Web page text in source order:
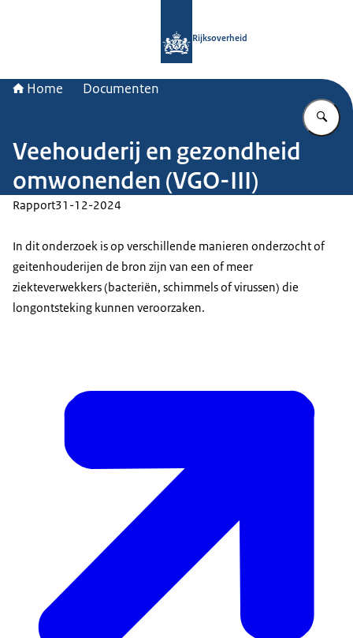
Rijksoverheid
Home Documenten
Veehouderij en gezondheid
omwonenden (VGO-III)
Rapport31-12-2024
In dit onderzoek is op verschillende manieren onderzocht of
geitenhouderijen de bron zijn van een of meer
ziekteverwekkers (bacteriën, schimmels of virussen) die
longontsteking kunnen veroorzaken.